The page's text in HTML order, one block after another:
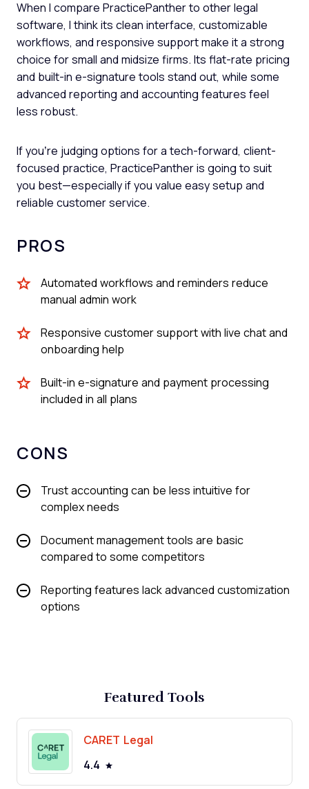
When I compare PracticePanther to other legal
software, I think its clean interface, customizable
workflows, and responsive support make it a strong
choice for small and midsize firms. Its flat-rate pricing
and built-in e-signature tools stand out, while some
advanced reporting and accounting features feel
less robust.
If you’re judging options for a tech-forward, client-
focused practice, PracticePanther is going to suit
you best—especially if you value easy setup and
reliable customer service.
PROS
Automated workflows and reminders reduce
manual admin work
Responsive customer support with live chat and
onboarding help
Built-in e-signature and payment processing
included in all plans
CONS
Trust accounting can be less intuitive for
complex needs
Document management tools are basic
compared to some competitors
Reporting features lack advanced customization
options
Featured Tools
CARET Legal
4.4